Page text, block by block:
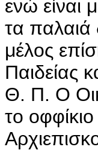
ενώ είναι
τα παλαιά
μέλος
Παιδείας
Θ. Π. Ο
το